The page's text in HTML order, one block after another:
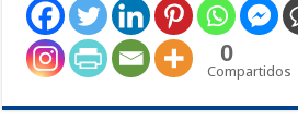
0
Compartidos